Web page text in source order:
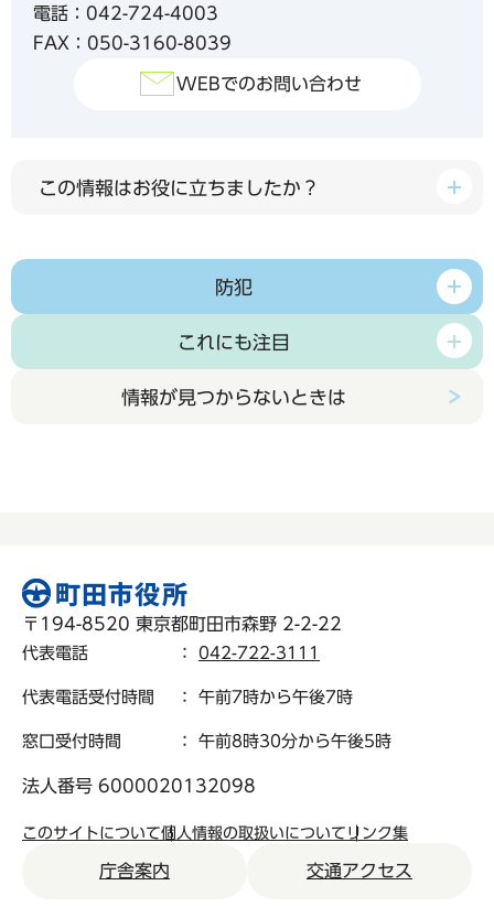
電話：042-724-4003
FAX：050-3160-8039
WEBでのお問い合わせ
この情報はお役に立ちましたか？
防犯
これにも注目
情報が見つからないときは
〒194-8520 東京都町田市森野 2-2-22
代表電話 ： 042-722-3111
代表電話受付時間 ： 午前7時から午後7時
窓口受付時間 ： 午前8時30分から午後5時
法人番号 6000020132098
このサイトについて個人情報の取扱いについて リンク集
庁舎案内 交通アクセス